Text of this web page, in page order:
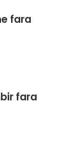
fara
fara